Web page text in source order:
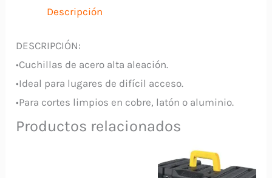
TRUPERDescripción
DESCRIPCIÓN:
•Cuchillas de acero alta aleación.
•Ideal para lugares de difícil acceso.
•Para cortes limpios en cobre, latón o aluminio.
Productos relacionados